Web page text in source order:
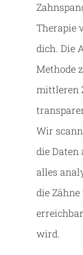
Therapie
dich. Die
Methode
mittleren
Wir
die Daten
alles
die
wird.